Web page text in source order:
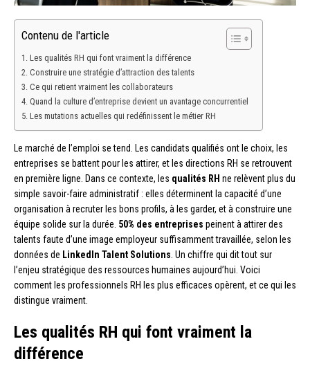
Contenu de l'article
Les qualités RH qui font vraiment la différence
Construire une stratégie d’attraction des talents
Ce qui retient vraiment les collaborateurs
Quand la culture d’entreprise devient un avantage concurrentiel
Les mutations actuelles qui redéfinissent le métier RH
Le marché de l’emploi se tend. Les candidats qualifiés ont le choix, les
entreprises se battent pour les attirer, et les directions RH se retrouvent
en première ligne. Dans ce contexte, les qualités RH ne relèvent plus du
simple savoir-faire administratif : elles déterminent la capacité d’une
organisation à recruter les bons profils, à les garder, et à construire une
équipe solide sur la durée. 50% des entreprises peinent à attirer des
talents faute d’une image employeur suffisamment travaillée, selon les
données de LinkedIn Talent Solutions . Un chiffre qui dit tout sur
l’enjeu stratégique des ressources humaines aujourd’hui. Voici
comment les professionnels RH les plus efficaces opèrent, et ce qui les
distingue vraiment.
Les qualités RH qui font vraiment la
différence